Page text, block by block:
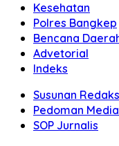
Kesehatan
Polres Bangkep
Bencana
Advetorial
Indeks
Susunan
Pedoman
SOP Jurnalis